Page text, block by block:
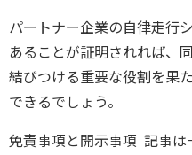
パートナー企業の自律走行
あることが証明されれば、
結びつける重要な役割を果
できるでしょう。
免責事項と開示事項 記事は